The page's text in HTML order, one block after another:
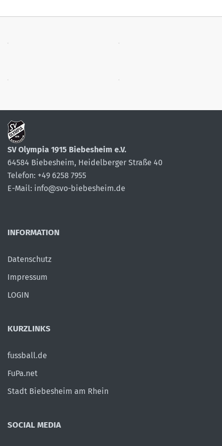
SV Olympia 1915 Biebesheim e.V.
64584 Biebesheim, Heidelberger Straße 40
Telefon: +49 6258 7955
E-Mail: info@svo-biebesheim.de
INFORMATION
Datenschutz
Impressum
LOGIN
KURZLINKS
fussball.de
FuPa.net
Stadt Biebesheim am Rhein
SOCIAL MEDIA